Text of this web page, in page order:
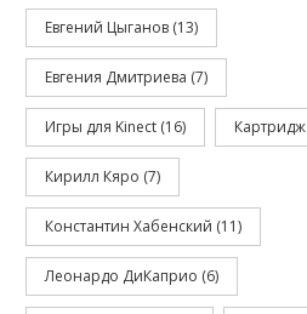
Евгений Цыганов (13)
Евгения Дмитриева (7)
Игры для Kinect (16) Картридж
Кирилл Кяро (7)
Константин Хабенский (11)
Леонардо ДиКаприо (6)